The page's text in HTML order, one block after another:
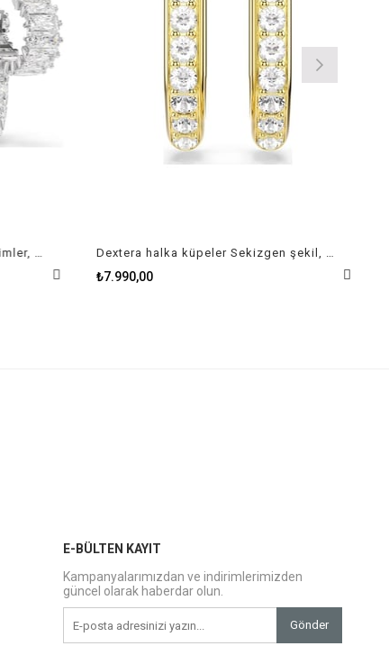
Matrix halka küpeler Karışık kesimler, Kalp, Beyaz, Rodyum kaplama Dextera halka küpeler Sekizgen şekil, Yuvarlak kesim, Beyaz, Altın rengi kaplama
₺7.990,00
E-BÜLTEN KAYIT
Kampanyalarımızdan ve indirimlerimizden
güncel olarak haberdar olun.
Gönder